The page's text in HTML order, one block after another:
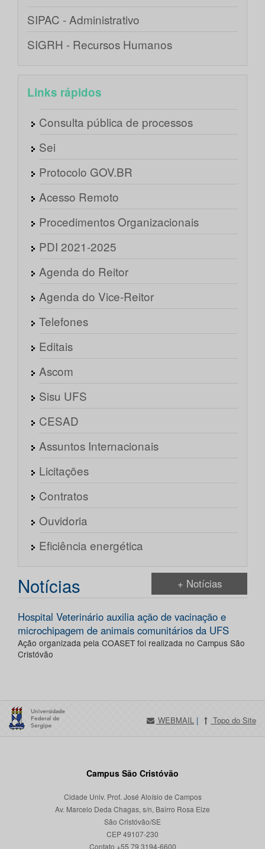
SIPAC - Administrativo
SIGRH - Recursos Humanos
Links rápidos
Consulta pública de processos
Sei
Protocolo GOV.BR
Acesso Remoto
Procedimentos Organizacionais
PDI 2021-2025
Agenda do Reitor
Agenda do Vice-Reitor
Telefones
Editais
Ascom
Sisu UFS
CESAD
Assuntos Internacionais
Licitações
Contratos
Ouvidoria
Eficiência energética
Notícias + Notícias
Hospital Veterinário auxilia ação de vacinação e
microchipagem de animais comunitários da UFS
Ação organizada pela COASET foi realizada no Campus São
Cristóvão
WEBMAIL | Topo do Site
Campus São Cristóvão
Cidade Univ. Prof. José Aloísio de Campos
Av. Marcelo Deda Chagas, s/n, Bairro Rosa Elze
São Cristóvão/SE
CEP 49107-230